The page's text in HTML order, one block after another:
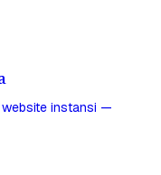
website instansi —